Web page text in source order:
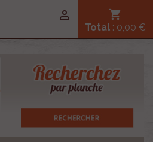
shopping_cart
Total : 0,00 €
